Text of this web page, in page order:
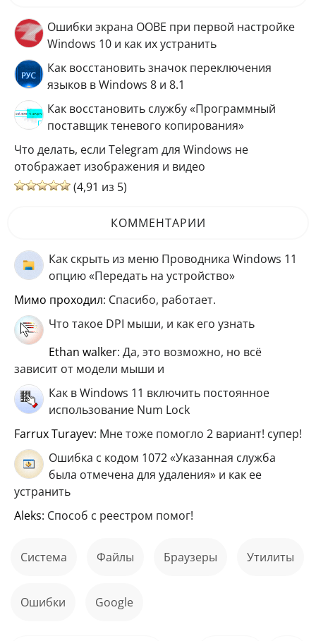
Ошибки экрана OOBE при первой настройке
Windows 10 и как их устранить
Как восстановить значок переключения
языков в Windows 8 и 8.1
Как восстановить службу «Программный
поставщик теневого копирования»
Что делать, если Telegram для Windows не
отображает изображения и видео
(4,91 из 5)
КОММЕНТАРИИ
Как скрыть из меню Проводника Windows 11
опцию «Передать на устройство»
мимо проходил: Спасибо, работает.
Что такое DPI мыши, и как его узнать
ethan walker: Да, это возможно, но всё
зависит от модели мыши и
Как в Windows 11 включить постоянное
использование Num Lock
Farrux Turayev: Мне тоже помогло 2 вариант! супер!
Ошибка с кодом 1072 «Указанная служба
была отмечена для удаления» и как ее
устранить
aleks: Способ с реестром помог!
Система файлы Браузеры Утилиты
ошибки Google